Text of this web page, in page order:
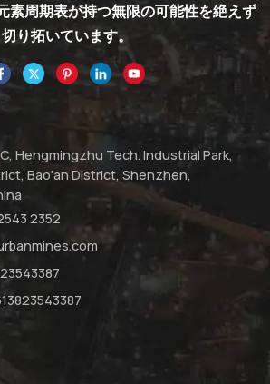
素周期表が持つ無限の可能性を絶えず
切り拓いています。
C, Hengmingzhu Tech. Industrial Park,
Bao'an District, Shenzhen,
2352